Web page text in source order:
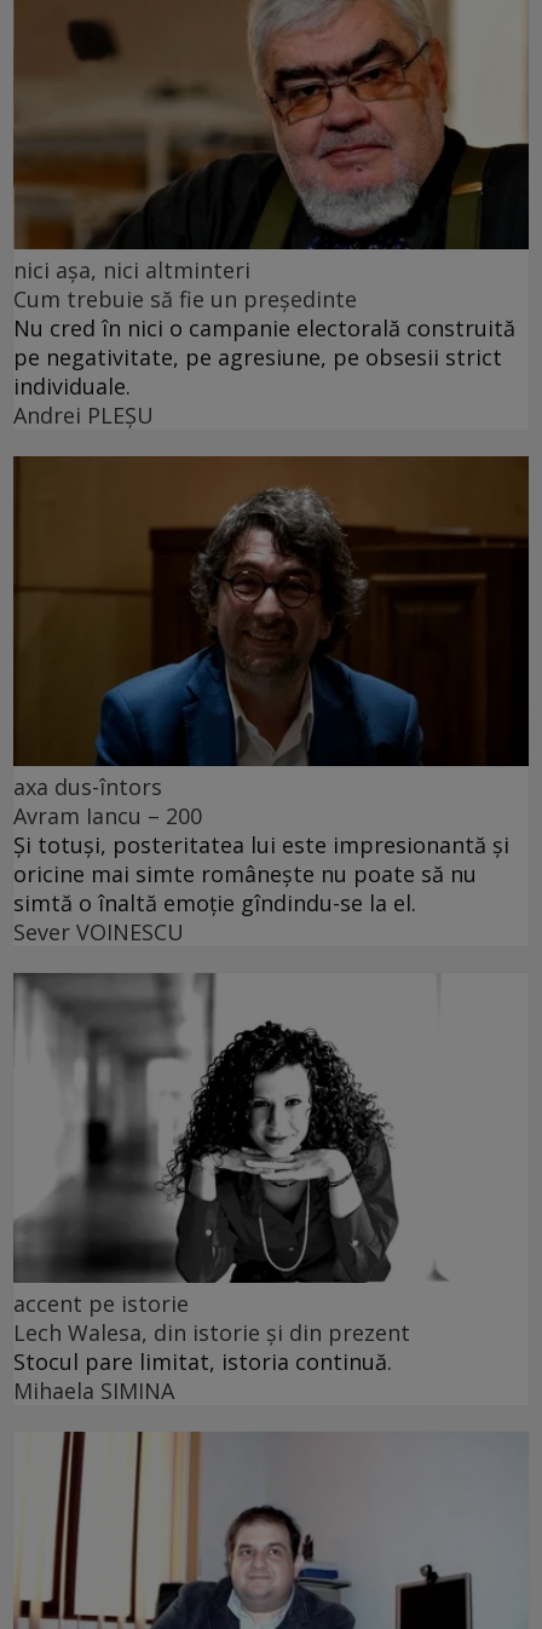
nici așa, nici altminteri
Cum trebuie să fie un președinte
Nu cred în nici o campanie electorală construită
pe negativitate, pe agresiune, pe obsesii strict
individuale.
Andrei PLEŞU
axa dus-întors
Avram Iancu – 200
Și totuși, posteritatea lui este impresionantă și
oricine mai simte românește nu poate să nu
simtă o înaltă emoție gîndindu-se la el.
Sever VOINESCU
accent pe istorie
Lech Walesa, din istorie și din prezent
Stocul pare limitat, istoria continuă.
Mihaela SIMINA